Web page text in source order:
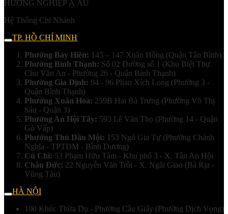
HƯỚNG NGHIỆP Á ÂU
Hệ Thống Chi Nhánh
TP. HỒ CHÍ MINH
Phường Bảy Hiền: 145 – 147 Xuân Hồng (Quận Tân Bình)
Phường Bình Thạnh: Số 02 Đường số 1 (Khu Biệt Thự
Chu Văn An - Phường 26 - Quận Bình Thạnh)
Phường Gia Định: 94 - 96 Phan Xích Long (Phường 3 -
Quận Bình Thạnh)
Phường Xuân Hoà: 259B Hai Bà Trưng (Phường Võ Thị
Sáu - Quận 3)
Phường An Hội Tây: 593 Lê Văn Thọ (Phường 14 - Quận
Gò Vấp)
Phường Thủ Dầu Một: 153 Ngô Gia Tự (Phường Chánh
Nghĩa - TPTDM - Bình Dương)
Củ Chi: 53 Phạm Hữu Tâm - Khu phố 3 - X. Tân An Hội
Châu Đức: 22 Nguyễn Văn Trỗi - X. Ngãi Giao (Bà Rịa -
Vũng Tàu)
HÀ NỘI
100 Khúc Thừa Dụ - Phường Cầu Giấy (Phường Dịch Vọng)